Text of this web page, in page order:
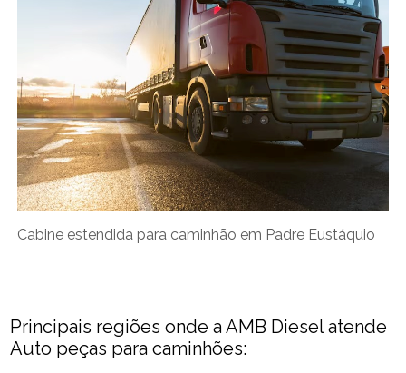
Cabine estendida para caminhão em Padre Eustáquio
Principais regiões onde a AMB Diesel atende
Auto peças para caminhões: